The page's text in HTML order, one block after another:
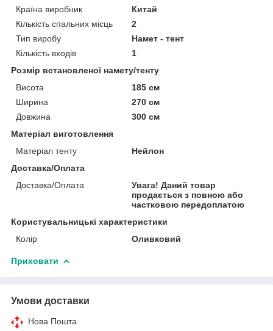
Країна виробник
Китай
Кількість спальних місць
2
Тип виробу
Намет - тент
Кількість входів
1
Розмір встановленої намету/тенту
Висота
185 см
Ширина
270 см
Довжина
300 см
Матеріал виготовлення
Матеріал тенту
Нейлон
Доставка/Оплата
Доставка/Оплата
Увага! Даний товар
продається з повною або
частковою передоплатою
Користувальницькі характеристики
Колір
Оливковий
Приховати
Умови доставки
Нова Пошта